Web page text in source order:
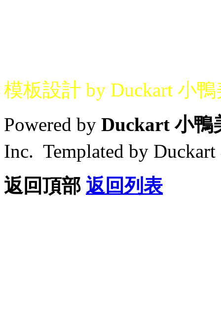
模板設計 by Duckart 小
Powered by Duckart 小鴨
Inc. Templated by
返回頂部 返回列表